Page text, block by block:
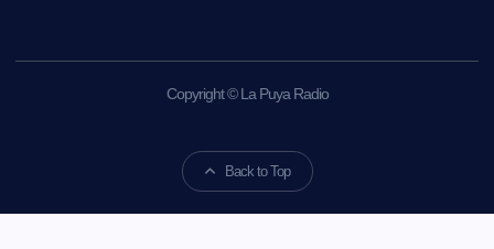
Copyright © La Puya Radio
Back to Top